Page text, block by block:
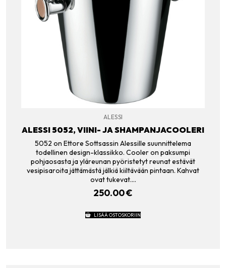
ALESSI
ALESSI 5052, VIINI- JA SHAMPANJACOOLERI
5052 on Ettore Sottsassin Alessille suunnittelema
todellinen design-klassikko. Cooler on paksumpi
pohjaosasta ja yläreunan pyöristetyt reunat estävät
vesipisaroita jättämästä jälkiä kiiltävään pintaan. Kahvat
ovat tukevat.…
250.00€
LISÄÄ OSTOSKORIIN